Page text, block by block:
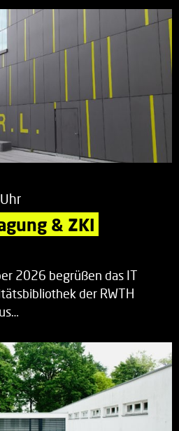
& ZKI
2026 begrüßen das IT
der RWTH